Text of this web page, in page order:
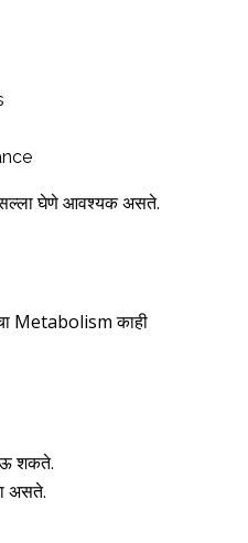
सल्ला घेणे आवश्यक असते.
Metabolism काही
शकते.
असते.